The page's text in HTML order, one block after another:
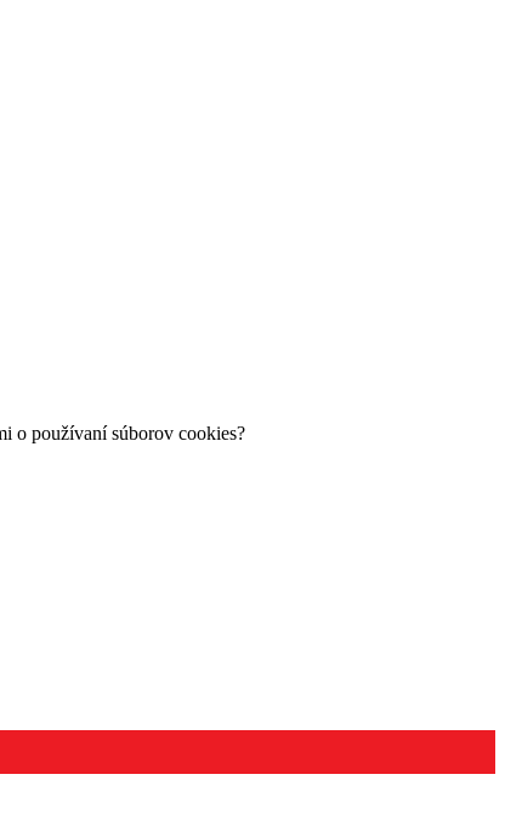
o používaní súborov cookies?